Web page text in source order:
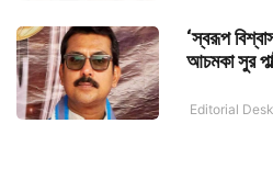
‘স্বরূপ
আচমকা সুর
Editorial Desk